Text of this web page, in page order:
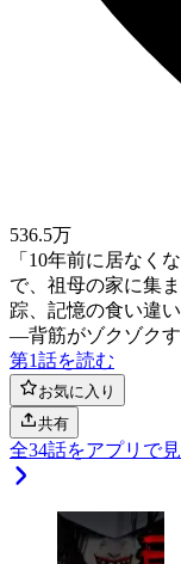
536.5万
「10年前に居なく
で、祖母の家に集
踪、記憶の食い違
―背筋がゾクゾクす
第1話を読む
お気に入り
共有
全34話をアプリで